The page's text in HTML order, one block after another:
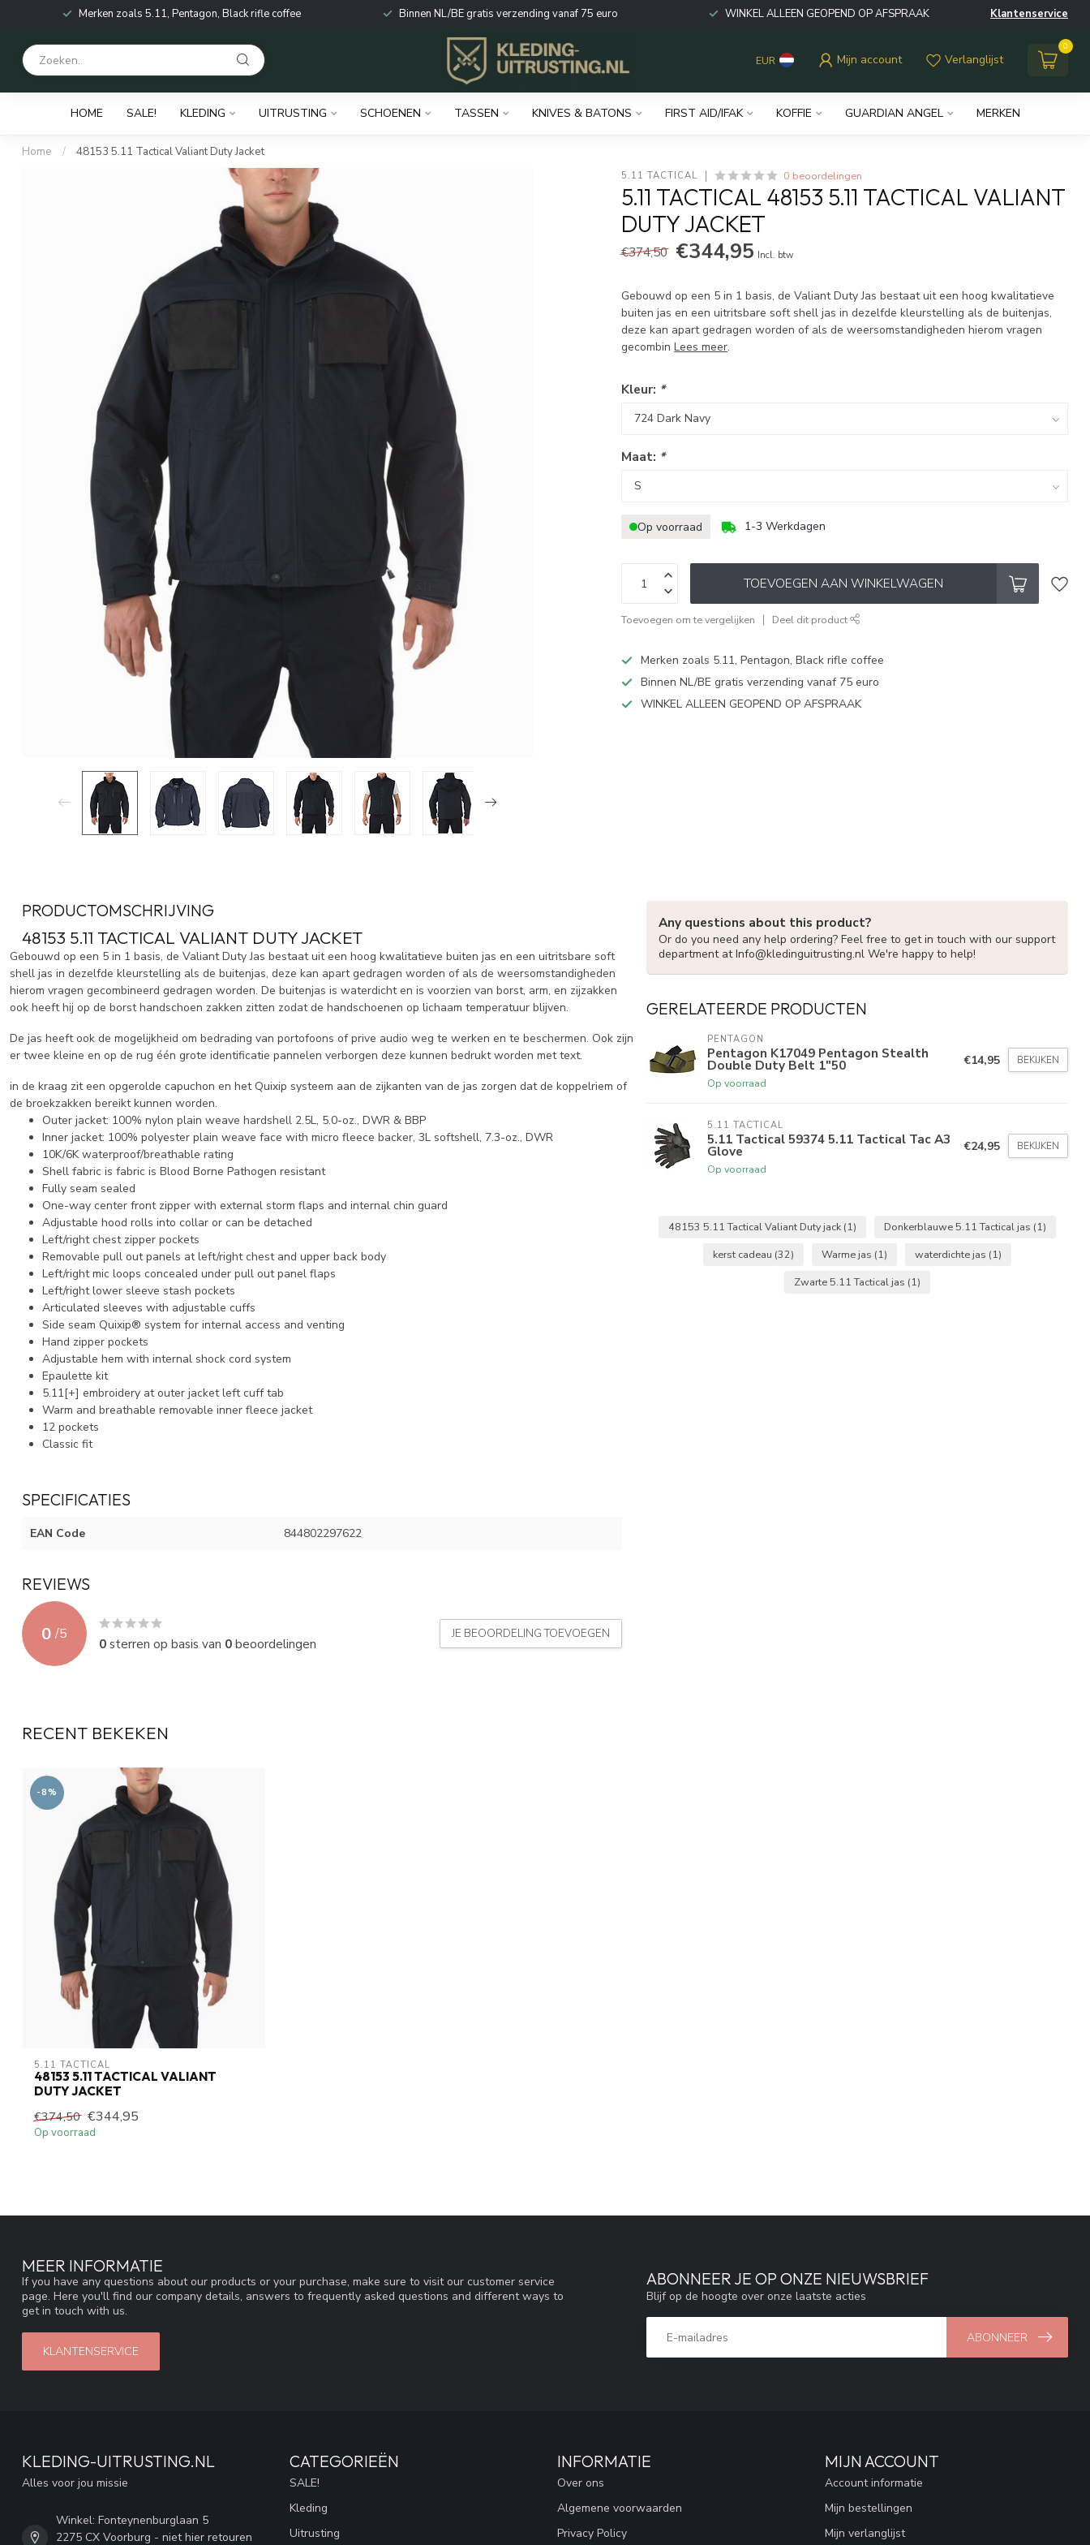
Merken zoals 5.11, Pentagon, Black rifle coffee Binnen NL/BE gratis verzending vanaf 75 euro WINKEL ALLEEN GEOPEND OP AFSPRAAK Klantenservice
EUR Mijn account Verlanglijst
0
HOME SALE! KLEDING UITRUSTING SCHOENEN TASSEN KNIVES & BATONS FIRST AID/IFAK KOFFIE GUARDIAN ANGEL MERKEN
Home / 48153 5.11 Tactical Valiant Duty Jacket
5.11 TACTICAL 0 beoordelingen
5.11 TACTICAL 48153 5.11 TACTICAL VALIANT
DUTY JACKET
€374,50 €344,95 Incl. btw
Gebouwd op een 5 in 1 basis, de Valiant Duty Jas bestaat uit een hoog kwalitatieve
buiten jas en een uitritsbare soft shell jas in dezelfde kleurstelling als de buitenjas,
deze kan apart gedragen worden of als de weersomstandigheden hierom vragen
gecombinLees meer.
Kleur: *
Maat: *
Op voorraad 1-3 Werkdagen
TOEVOEGEN AAN WINKELWAGEN
Toevoegen om te vergelijken Deel dit product
Merken zoals 5.11, Pentagon, Black rifle coffee
Binnen NL/BE gratis verzending vanaf 75 euro
WINKEL ALLEEN GEOPEND OP AFSPRAAK
PRODUCTOMSCHRIJVING
48153 5.11 TACTICAL VALIANT DUTY JACKET
Gebouwd op een 5 in 1 basis, de Valiant Duty Jas bestaat uit een hoog kwalitatieve buiten jas en een uitritsbare soft
shell jas in dezelfde kleurstelling als de buitenjas, deze kan apart gedragen worden of als de weersomstandigheden
hierom vragen gecombineerd gedragen worden. De buitenjas is waterdicht en is voorzien van borst, arm, en zijzakken
ook heeft hij op de borst handschoen zakken zitten zodat de handschoenen op lichaam temperatuur blijven.
De jas heeft ook de mogelijkheid om bedrading van portofoons of prive audio weg te werken en te beschermen. Ook zijn
er twee kleine en op de rug één grote identificatie pannelen verborgen deze kunnen bedrukt worden met text.
in de kraag zit een opgerolde capuchon en het Quixip systeem aan de zijkanten van de jas zorgen dat de koppelriem of
de broekzakken bereikt kunnen worden.
Outer jacket: 100% nylon plain weave hardshell 2.5L, 5.0-oz., DWR & BBP
Inner jacket: 100% polyester plain weave face with micro fleece backer, 3L softshell, 7.3-oz., DWR
10K/6K waterproof/breathable rating
Shell fabric is fabric is Blood Borne Pathogen resistant
Fully seam sealed
One-way center front zipper with external storm flaps and internal chin guard
Adjustable hood rolls into collar or can be detached
Left/right chest zipper pockets
Removable pull out panels at left/right chest and upper back body
Left/right mic loops concealed under pull out panel flaps
Left/right lower sleeve stash pockets
Articulated sleeves with adjustable cuffs
Side seam Quixip® system for internal access and venting
Hand zipper pockets
Adjustable hem with internal shock cord system
Epaulette kit
5.11[+] embroidery at outer jacket left cuff tab
Warm and breathable removable inner fleece jacket
12 pockets
Classic fit
SPECIFICATIES
EAN Code 844802297622
REVIEWS
0 /5
0sterren op basis van 0beoordelingen
JE BEOORDELING TOEVOEGEN
Any questions about this product?
Or do you need any help ordering? Feel free to get in touch with our support
department atInfo@kledinguitrusting.nl We're happy to help!
GERELATEERDE PRODUCTEN
PENTAGON
Pentagon K17049 Pentagon Stealth
Double Duty Belt 1"50
Op voorraad
€14,95 BEKIJKEN
5.11 TACTICAL
5.11 Tactical 59374 5.11 Tactical Tac A3
Glove
Op voorraad
€24,95 BEKIJKEN
48153 5.11 Tactical Valiant Duty jack (1) Donkerblauwe 5.11 Tactical jas (1)
kerst cadeau (32) Warme jas (1) waterdichte jas (1)
Zwarte 5.11 Tactical jas (1)
RECENT BEKEKEN
-8%
5.11 TACTICAL
48153 5.11 TACTICAL VALIANT
DUTY JACKET
€374,50 €344,95
Op voorraad
MEER INFORMATIE
If you have any questions about our products or your purchase, make sure to visit our customer service
page. Here you'll find our company details, answers to frequently asked questions and different ways to
get in touch with us.
KLANTENSERVICE
ABONNEER JE OP ONZE NIEUWSBRIEF
Blijf op de hoogte over onze laatste acties
ABONNEER
KLEDING-UITRUSTING.NL
Alles voor jou missie
Winkel: Fonteynenburglaan 5
2275 CX Voorburg - niet hier retouren
CATEGORIEËN
SALE!
Kleding
Uitrusting
INFORMATIE
Over ons
Algemene voorwaarden
Privacy Policy
MIJN ACCOUNT
Account informatie
Mijn bestellingen
Mijn verlanglijst